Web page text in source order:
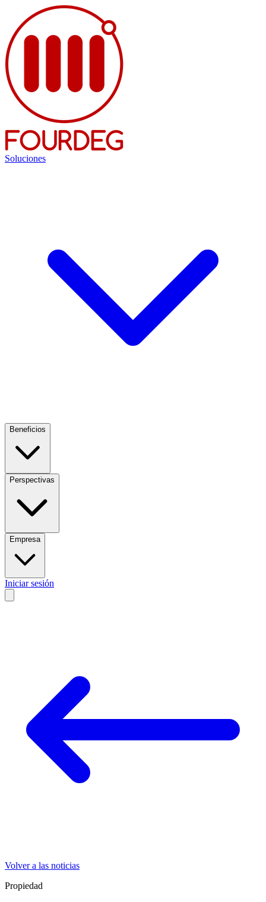
Soluciones
Beneficios
Perspectivas
Empresa
Iniciar sesión
Volver a las noticias
Propiedad